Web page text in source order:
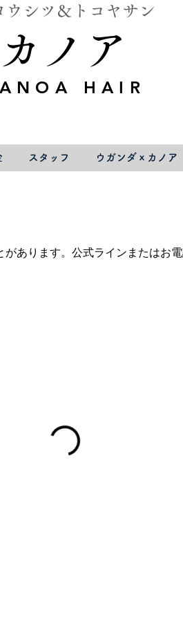
ウシツ＆トコヤサン
カノア
HAIR
スタッフ ウガンダｘカノア
あります。公式ラインまたはお